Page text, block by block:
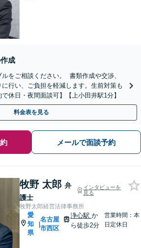
成
をご相談ください。 書類作成や交渉、
行い、ご負担を軽減します。生前対策も
休日・夜間面談可】【上小田井駅1分】
料金表を見る
メールで面談予約
牧野 太郎 弁
護士
インタビューを
見る
牧野太郎経営法律事務所
愛
知
県
|
名古屋
市西区
浄心駅 か
ら徒歩2分
営業時間：本
日定休日